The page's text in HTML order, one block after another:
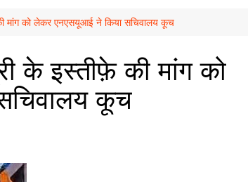
मांग को लेकर एनएसयूआई ने किया सचिवालय कूच
के इस्तीफ़े की मांग को
कूच